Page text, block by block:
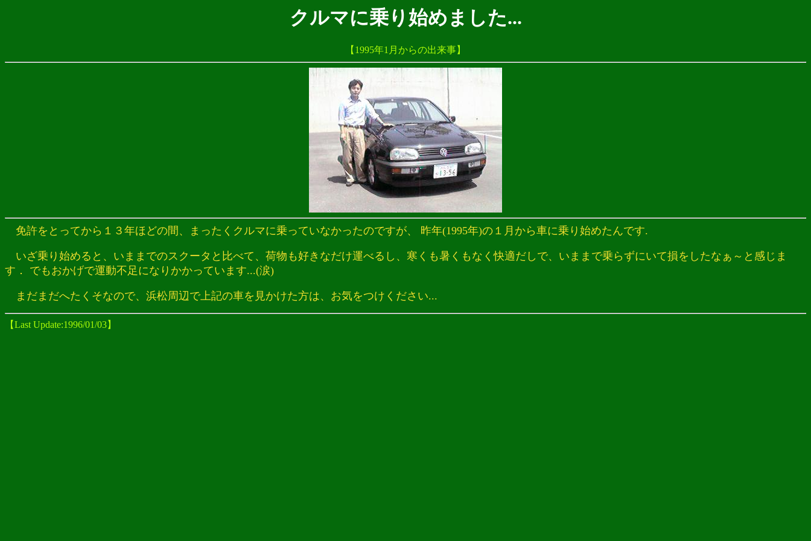
クルマに乗り始めました...
【1995年1月からの出来事】
免許をとってから１３年ほどの間、まったくクルマに乗っていなかったのですが、 昨年(1995年)の１月から車に乗り始めたんです.
いざ乗り始めると、いままでのスクータと比べて、荷物も好きなだけ運べるし、寒くも暑くもなく快適だしで、いままで乗らずにいて損をしたなぁ～と感じま
す． でもおかげで運動不足になりかかっています...(涙)
まだまだへたくそなので、浜松周辺で上記の車を見かけた方は、お気をつけください...
【Last Update:1996/01/03】